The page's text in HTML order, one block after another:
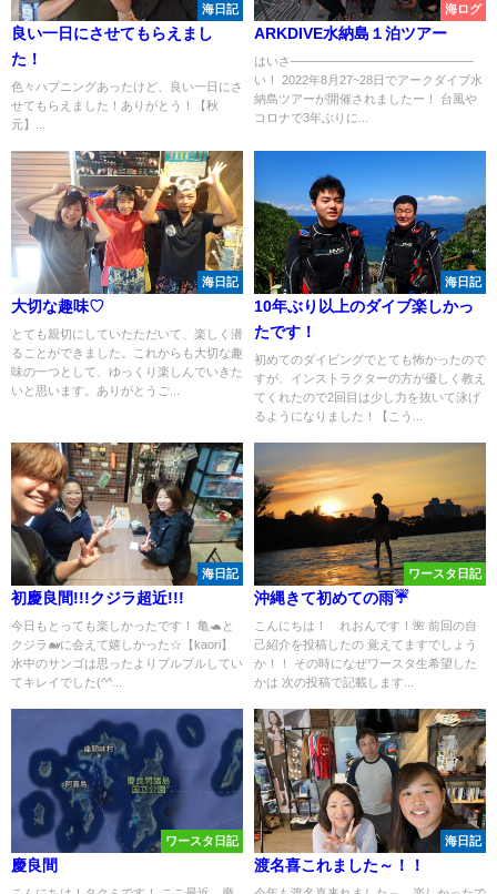
海日記
良い一日にさせてもらえまし
た！
色々ハプニングあったけど、良い一日にさ
せてもらえました！ありがとう！【秋
元】...
海ログ
ARKDIVE水納島１泊ツアー
はいさ―――――――――――――――
い！ 2022年8月27~28日でアークダイブ水
納島ツアーが開催されましたー！ 台風や
コロナで3年ぶりに...
海日記
大切な趣味♡
とても親切にしていたただいて、楽しく潜
ることができました。これからも大切な趣
味の一つとして、ゆっくり楽しんでいきた
いと思います。ありがとうご...
海日記
10年ぶり以上のダイブ楽しかっ
たです！
初めてのダイビングでとても怖かったので
すが、インストラクターの方が優しく教え
てくれたので2回目は少し力を抜いて泳げ
るようになりました！【こう...
海日記
初慶良間!!!クジラ超近!!!
今日もとっても楽しかったです！ 亀🐢と
クジラ🐋に会えて嬉しかった☆【kaori】
水中のサンゴは思ったよりプルプルしてい
てキレイでした(^^...
ワースタ日記
沖縄きて初めての雨☔️
こんにちは！ れおんです！🌺 前回の自
己紹介を投稿したの 覚えてますでしょう
か！！ その時になぜワースタ生希望した
かは 次の投稿で記載します...
ワースタ日記
慶良間
海日記
渡名喜これました～！！